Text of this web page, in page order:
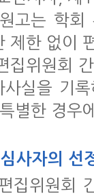
고는 학회
제한 없이
집위원회
사실을 기
별한 경우
사자의 선
집위원회